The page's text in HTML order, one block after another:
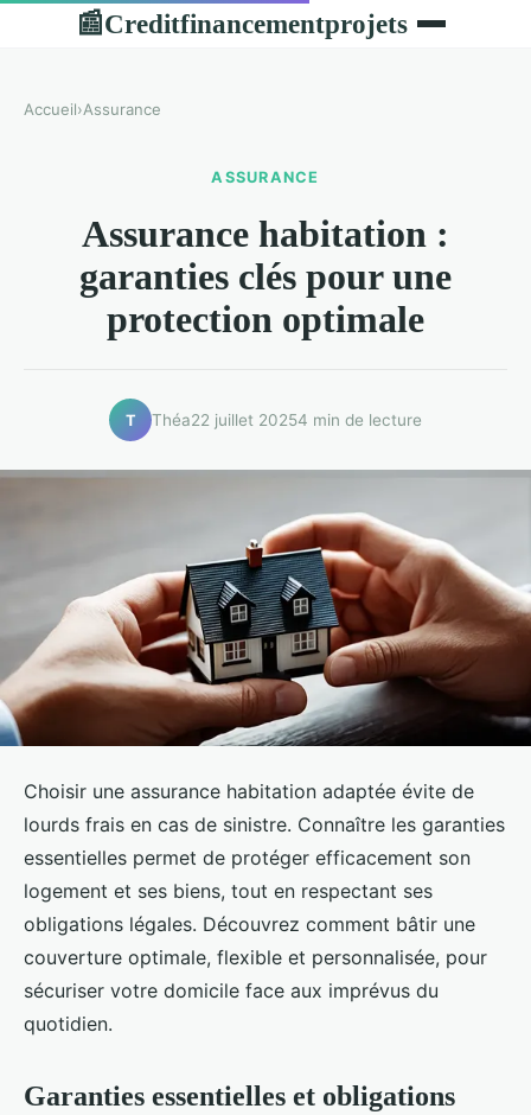
📰Creditfinancementprojets
Accueil›Assurance
ASSURANCE
Assurance habitation :
garanties clés pour une
protection optimale
T Théa22 juillet 20254 min de lecture
Choisir une assurance habitation adaptée évite de
lourds frais en cas de sinistre. Connaître les garanties
essentielles permet de protéger efficacement son
logement et ses biens, tout en respectant ses
obligations légales. Découvrez comment bâtir une
couverture optimale, flexible et personnalisée, pour
sécuriser votre domicile face aux imprévus du
quotidien.
Garanties essentielles et obligations